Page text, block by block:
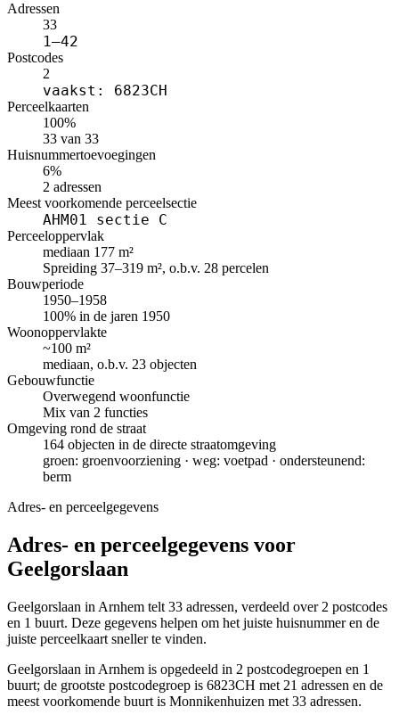
Adressen
33
1–42
Postcodes
2
vaakst: 6823CH
Perceelkaarten
100%
33 van 33
Huisnummertoevoegingen
6%
2 adressen
Meest voorkomende perceelsectie
AHM01 sectie C
Perceeloppervlak
mediaan 177 m²
Spreiding 37–319 m², o.b.v. 28 percelen
Bouwperiode
1950–1958
100% in de jaren 1950
Woonoppervlakte
~100 m²
mediaan, o.b.v. 23 objecten
Gebouwfunctie
Overwegend woonfunctie
Mix van 2 functies
Omgeving rond de straat
164 objecten in de directe straatomgeving
groen: groenvoorziening · weg: voetpad · ondersteunend:
berm
Adres- en perceelgegevens
Adres- en perceelgegevens voor
Geelgorslaan
Geelgorslaan in Arnhem telt 33 adressen, verdeeld over 2 postcodes
en 1 buurt. Deze gegevens helpen om het juiste huisnummer en de
juiste perceelkaart sneller te vinden.
Geelgorslaan in Arnhem is opgedeeld in 2 postcodegroepen en 1
buurt; de grootste postcodegroep is 6823CH met 21 adressen en de
meest voorkomende buurt is Monnikenhuizen met 33 adressen.